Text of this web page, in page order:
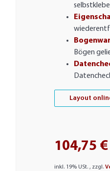
Bögen
Layout
104,75 €
inkl. 19% USt. , zzgl.